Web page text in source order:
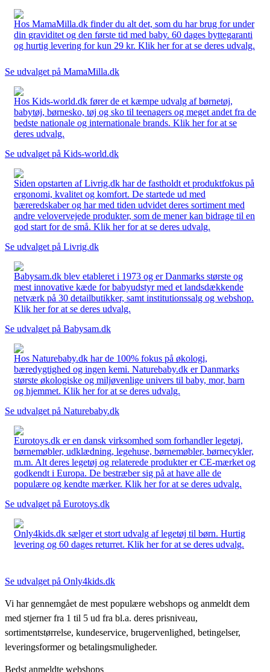
Hos MamaMilla.dk finder du alt det, som du har brug for under
din graviditet og den første tid med baby. 60 dages byttegaranti
og hurtig levering for kun 29 kr. Klik her for at se deres udvalg.
Se udvalget på MamaMilla.dk
Hos Kids-world.dk fører de et kæmpe udvalg af børnetøj,
babytøj, børnesko, tøj og sko til teenagers og meget andet fra de
bedste nationale og internationale brands. Klik her for at se
deres udvalg.
Se udvalget på Kids-world.dk
Siden opstarten af Livrig.dk har de fastholdt et produktfokus på
ergonomi, kvalitet og komfort. De startede ud med
bæreredskaber og har med tiden udvidet deres sortiment med
andre velovervejede produkter, som de mener kan bidrage til en
god start for de små. Klik her for at se deres udvalg.
Se udvalget på Livrig.dk
Babysam.dk blev etableret i 1973 og er Danmarks største og
mest innovative kæde for babyudstyr med et landsdækkende
netværk på 30 detailbutikker, samt institutionssalg og webshop.
Klik her for at se deres udvalg.
Se udvalget på Babysam.dk
Hos Naturebaby.dk har de 100% fokus på økologi,
bæredygtighed og ingen kemi. Naturebaby.dk er Danmarks
største økologiske og miljøvenlige univers til baby, mor, barn
og hjemmet. Klik her for at se deres udvalg.
Se udvalget på Naturebaby.dk
Eurotoys.dk er en dansk virksomhed som forhandler legetøj,
børnemøbler, udklædning, legehuse, børnemøbler, børnecykler,
m.m. Alt deres legetøj og relaterede produkter er CE-mærket og
godkendt i Europa. De bestræber sig på at have alle de
populære og kendte mærker. Klik her for at se deres udvalg.
Se udvalget på Eurotoys.dk
Only4kids.dk sælger et stort udvalg af legetøj til børn. Hurtig
levering og 60 dages returret. Klik her for at se deres udvalg.
Se udvalget på Only4kids.dk
Vi har gennemgået de mest populære webshops og anmeldt dem
med stjerner fra 1 til 5 ud fra bl.a. deres prisniveau,
sortimentstørrelse, kundeservice, brugervenlighed, betingelser,
leveringsformer og betalingsmuligheder.
Bedst anmeldte webshops